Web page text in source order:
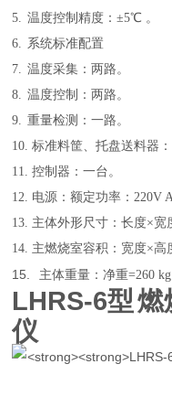
5. 温度控制精度：±5℃ 。
6. 系统标准配置
7. 温度采集：两路。
8. 温度控制：两路。
9. 重量检测：一路。
10. 标准料筐、托盘送料器：
11. 控制器：一台。
12. 电源：额定功率：220V
13. 主体外形尺寸：长度×宽
14. 主燃烧室容积：宽度×高
15. 主体重量：净重=260 kg
LHRS-6型 燃
仪